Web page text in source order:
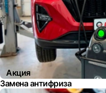
Акция
Замена антифриза